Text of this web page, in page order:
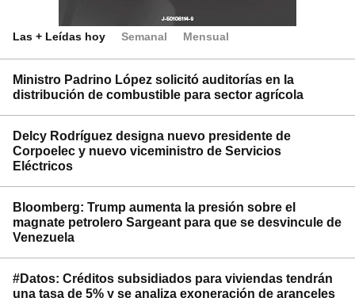
Las + Leídas hoy Semanal Mensual
Ministro Padrino López solicitó auditorías en la
distribución de combustible para sector agrícola
Delcy Rodríguez designa nuevo presidente de
Corpoelec y nuevo viceministro de Servicios
Eléctricos
Bloomberg: Trump aumenta la presión sobre el
magnate petrolero Sargeant para que se desvincule de
Venezuela
#Datos: Créditos subsidiados para viviendas tendrán
una tasa de 5% y se analiza exoneración de aranceles